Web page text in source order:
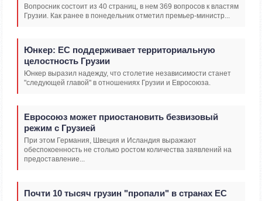
Вопросник состоит из 40 страниц, в нем 369 вопросов к властям
Грузии. Как ранее в понедельник отметил премьер-министр...
Юнкер: ЕС поддерживает территориальную
целостность Грузии
Юнкер выразил надежду, что столетие независимости станет
"следующей главой" в отношениях Грузии и Евросоюза.
Евросоюз может приостановить безвизовый
режим с Грузией
При этом Германия, Швеция и Исландия выражают
обеспокоенность не столько ростом количества заявлений на
предоставление...
Почти 10 тысяч грузин "пропали" в странах ЕС